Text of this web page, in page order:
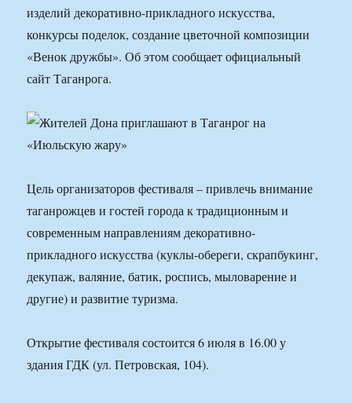
изделий декоративно-прикладного искусства,
конкурсы поделок, создание цветочной композиции
«Венок дружбы». Об этом сообщает официальный
сайт Таганрога.
Цель организаторов фестиваля – привлечь внимание
таганрожцев и гостей города к традиционным и
современным направлениям декоративно-
прикладного искусства (куклы-обереги, скрапбукинг,
декупаж, валяние, батик, роспись, мыловарение и
другие) и развитие туризма.
Открытие фестиваля состоится 6 июля в 16.00 у
здания ГДК (ул. Петровская, 104).